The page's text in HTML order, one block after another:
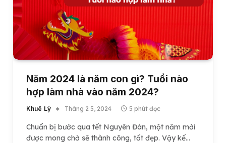
Năm 2024 là năm con gì? Tuổi nào
hợp làm nhà vào năm 2024?
Khuê Lý Tháng 2 5, 2024 5 phút đọc
Chuẩn bị bước qua tết Nguyên Đán, một năm mới
được mong chờ sẽ thành công, tốt đẹp. Vậy kế…